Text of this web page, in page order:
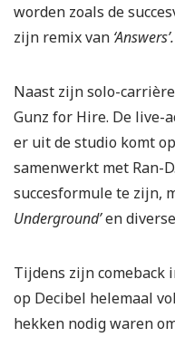
worden zoals de
zijn remix van ‘Answers’.
Naast zijn solo-
Gunz for Hire. De live-
er uit de studio komt
samenwerkt met Ran-
succesformule te zijn,
Underground’en
Tijdens zijn comeback
op Decibel helemaal
hekken nodig waren